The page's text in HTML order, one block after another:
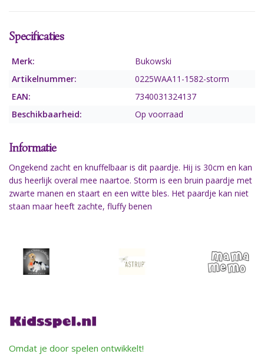
Specificaties
Merk:
Bukowski
Artikelnummer:
0225WAA11-1582-storm
EAN:
7340031324137
Beschikbaarheid:
Op voorraad
Informatie
Ongekend zacht en knuffelbaar is dit paardje. Hij is 30cm en kan
dus heerlijk overal mee naartoe. Storm is een bruin paardje met
zwarte manen en staart en een witte bles. Het paardje kan niet
staan maar heeft zachte, fluffy benen
Omdat je door spelen ontwikkelt!